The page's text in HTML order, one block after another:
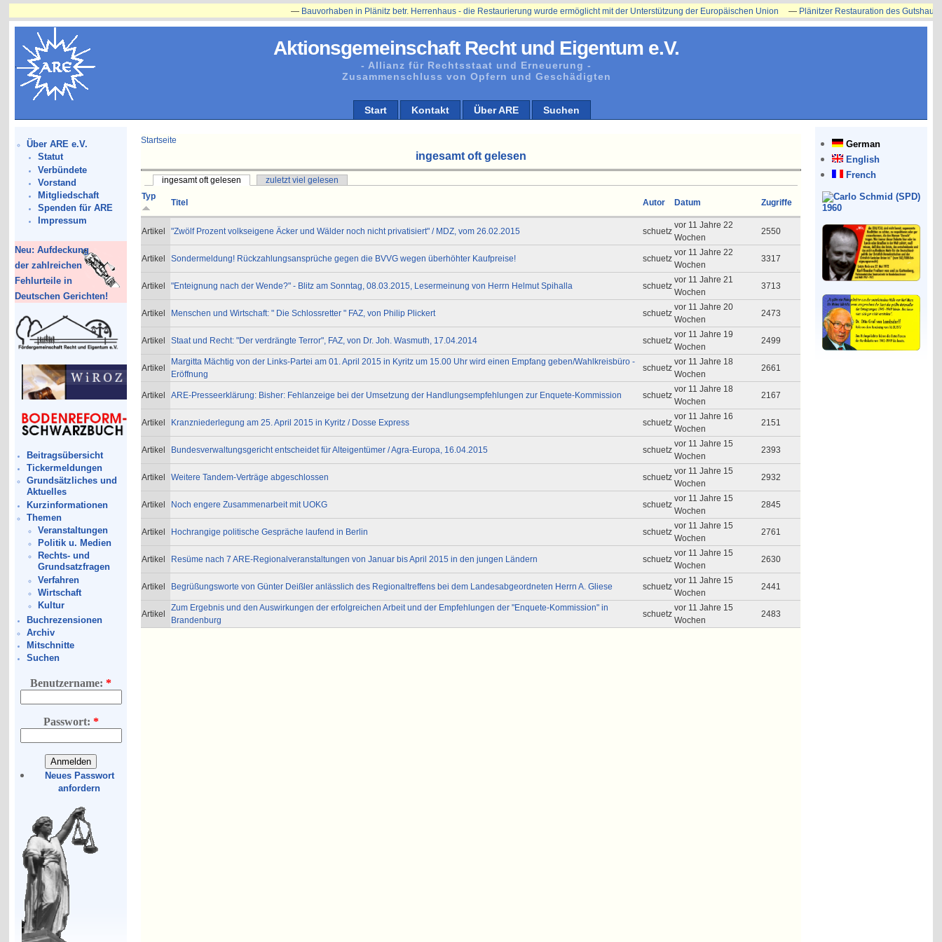
Aktionsgemeinschaft Recht und Eigentum e.V.
- Allianz für Rechtsstaat und Erneuerung -
Zusammenschluss von Opfern und Geschädigten
Start Kontakt Über ARE Suchen
Über ARE e.V.
Statut
Verbündete
Vorstand
Mitgliedschaft
Spenden für ARE
Impressum
Neu: Aufdeckung
der zahlreichen
Fehlurteile in
Deutschen Gerichten!
Beitragsübersicht
Tickermeldungen
Grundsätzliches und
Aktuelles
Kurzinformationen
Themen
Veranstaltungen
Politik u. Medien
Rechts- und
Grundsatzfragen
Verfahren
Wirtschaft
Kultur
Buchrezensionen
Archiv
Mitschnitte
Suchen
Benutzername:*
Passwort: *
Neues Passwort
anfordern
German
English
French
Bauvorhaben in Plänitz betr. Herrenhaus - die Restaurierung wurde ermöglicht mit der Unterstützung der Europäischen Union — Plänitzer Restauration des Gutshauses
Startseite
ingesamt oft gelesen
ingesamt oft gelesen
zuletzt viel gelesen
Typ
Titel Autor Datum Zugriffe
Artikel "Zwölf Prozent volkseigene Äcker und Wälder noch nicht privatisiert" / MDZ, vom 26.02.2015 schuetz
vor 11 Jahre 22
Wochen
2550
Artikel Sondermeldung! Rückzahlungsansprüche gegen die BVVG wegen überhöhter Kaufpreise! schuetz
vor 11 Jahre 22
Wochen
3317
Artikel "Enteignung nach der Wende?" - Blitz am Sonntag, 08.03.2015, Lesermeinung von Herrn Helmut Spihalla schuetz
vor 11 Jahre 21
Wochen
3713
Artikel Menschen und Wirtschaft: " Die Schlossretter " FAZ, von Philip Plickert schuetz
vor 11 Jahre 20
Wochen
2473
Artikel Staat und Recht: "Der verdrängte Terror", FAZ, von Dr. Joh. Wasmuth, 17.04.2014 schuetz
vor 11 Jahre 19
Wochen
2499
Artikel
Margitta Mächtig von der Links-Partei am 01. April 2015 in Kyritz um 15.00 Uhr wird einen Empfang geben/Wahlkreisbüro -
Eröffnung
schuetz
vor 11 Jahre 18
Wochen
2661
Artikel ARE-Presseerklärung: Bisher: Fehlanzeige bei der Umsetzung der Handlungsempfehlungen zur Enquete-Kommission schuetz
vor 11 Jahre 18
Wochen
2167
Artikel Kranzniederlegung am 25. April 2015 in Kyritz / Dosse Express schuetz
vor 11 Jahre 16
Wochen
2151
Artikel Bundesverwaltungsgericht entscheidet für Alteigentümer / Agra-Europa, 16.04.2015 schuetz
vor 11 Jahre 15
Wochen
2393
Artikel Weitere Tandem-Verträge abgeschlossen schuetz
vor 11 Jahre 15
Wochen
2932
Artikel Noch engere Zusammenarbeit mit UOKG schuetz
vor 11 Jahre 15
Wochen
2845
Artikel Hochrangige politische Gespräche laufend in Berlin schuetz
vor 11 Jahre 15
Wochen
2761
Artikel Resüme nach 7 ARE-Regionalveranstaltungen von Januar bis April 2015 in den jungen Ländern schuetz
vor 11 Jahre 15
Wochen
2630
Artikel Begrüßungsworte von Günter Deißler anlässlich des Regionaltreffens bei dem Landesabgeordneten Herrn A. Gliese schuetz
vor 11 Jahre 15
Wochen
2441
Artikel
Zum Ergebnis und den Auswirkungen der erfolgreichen Arbeit und der Empfehlungen der "Enquete-Kommission" in
Brandenburg
schuetz
vor 11 Jahre 15
Wochen
2483